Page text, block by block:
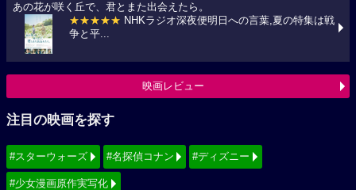
あの花が咲く丘で、君とまた出会えたら。
★★★★★ NHKラジオ深夜便明日への言葉,夏の特集は戦
争と平...
映画レビュー
注目の映画を探す
#スターウォーズ #名探偵コナン #ディズニー
#少女漫画原作実写化